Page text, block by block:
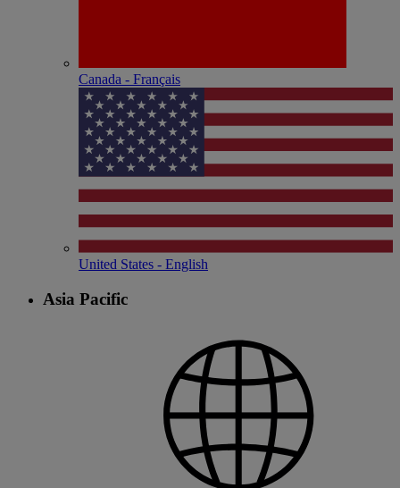
Canada - Français
United States - English
Asia Pacific